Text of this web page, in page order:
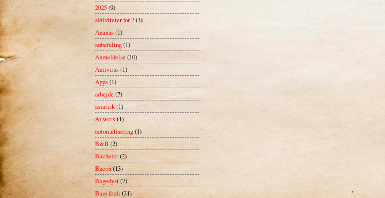
2025(9)
aktiviteter for 2(3)
Ananas(1)
anbefaling(1)
Anmeldelse(10)
Antivirus(1)
Apps(1)
arbejde (7)
asiatisk(1)
At work(1)
automatisering(1)
B&B (2)
Bachelor(2)
Bacon(13)
Bagedyst(7)
Bare fordi (31)